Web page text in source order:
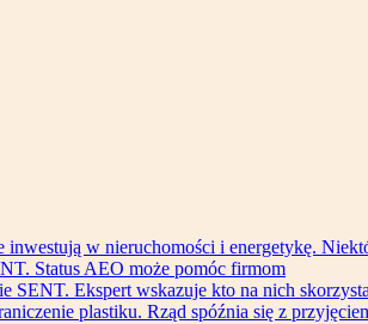
inwestują w nieruchomości i energetykę.
Status AEO może pomóc firmom
SENT. Ekspert wskazuje kto na nich
plastiku. Rząd spóźnia się z